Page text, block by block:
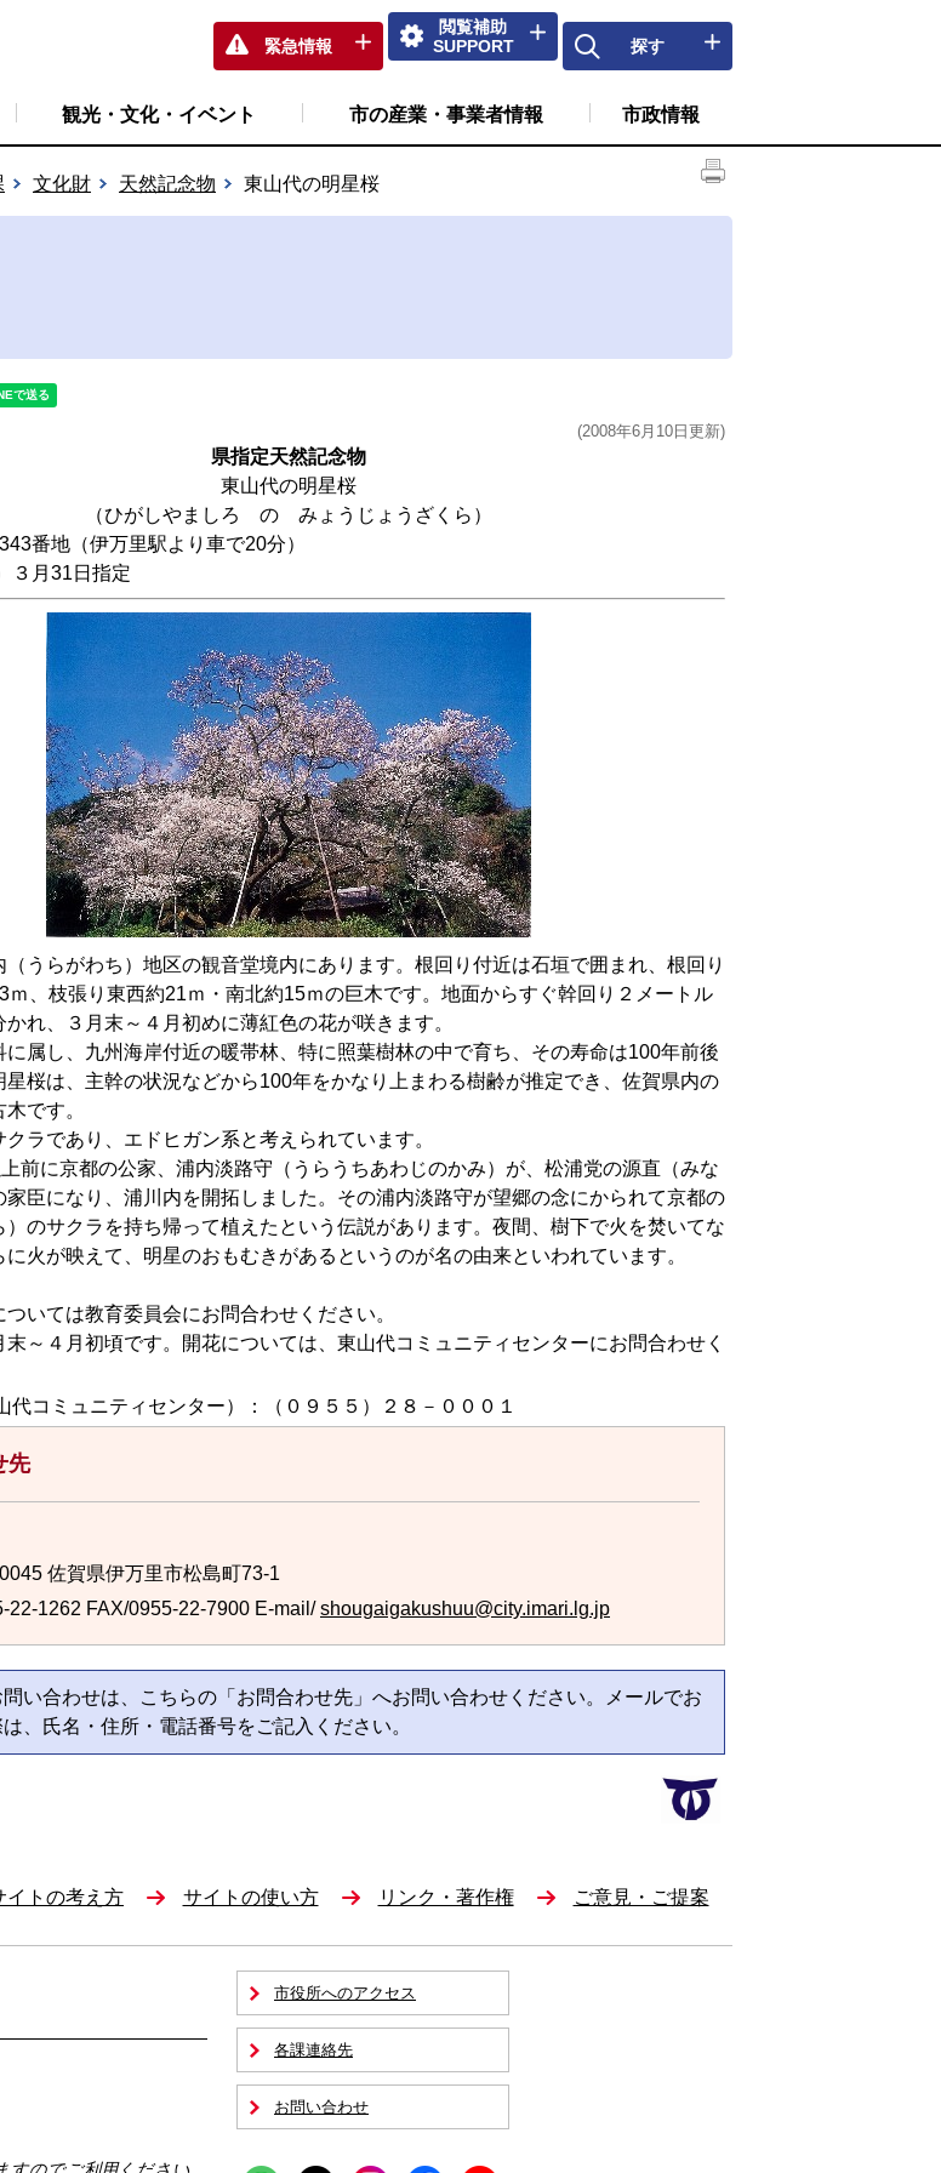
緊急情報
閲覧補助
SUPPORT
探す
観光・文化・イベント 市の産業・事業者情報 市政情報
文化財 天然記念物 東山代の明星桜
(2008年6月10日更新)
県指定天然記念物
東山代の明星桜
（ひがしやましろ の みょうじょうざくら）
番地（伊万里駅より車で20分）
３月31日指定
うらがわち）地区の観音堂境内にあります。根回り付近は石垣で囲まれ、根回り
ｍ、枝張り東西約21ｍ・南北約15ｍの巨木です。地面からすぐ幹回り２メートル
れ、３月末～４月初めに薄紅色の花が咲きます。
属し、九州海岸付近の暖帯林、特に照葉樹林の中で育ち、その寿命は100年前後
星桜は、主幹の状況などから100年をかなり上まわる樹齢が推定でき、佐賀県内の
です。
ラであり、エドヒガン系と考えられています。
前に京都の公家、浦内淡路守（うらうちあわじのかみ）が、松浦党の源直（みな
家臣になり、浦川内を開拓しました。その浦内淡路守が望郷の念にかられて京都の
）のサクラを持ち帰って植えたという伝説があります。夜間、樹下で火を焚いてな
火が映えて、明星のおもむきがあるというのが名の由来といわれています。
いては教育委員会にお問合わせください。
～４月初頃です。開花については、東山代コミュニティセンターにお問合わせく
コミュニティセンター）：（０９５５）２８－０００１
先
佐賀県伊万里市松島町73-1
22-1262 FAX/0955-22-7900 E-mail/shougaigakushuu@city.imari.lg.jp
い合わせは、こちらの「お問合わせ先」へお問い合わせください。メールでお
、氏名・住所・電話番号をご記入ください。
イトの考え方 サイトの使い方 リンク・著作権 ご意見・ご提案
市役所へのアクセス
各課連絡先
お問い合わせ